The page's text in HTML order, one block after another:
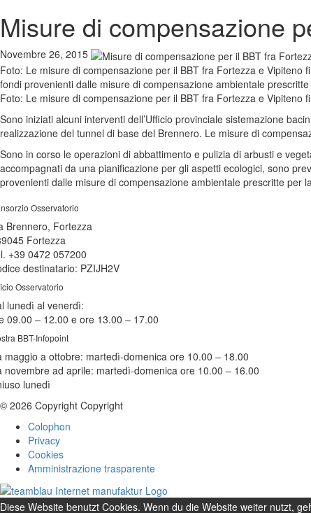
Misure di compensazione
Novembre 26, 2015
Foto: Le misure di compensazione per il BBT fra Fortezza e Vipiteno
fondi provenienti dalle misure di compensazione ambientale
Foto: Le misure di compensazione per il BBT fra Fortezza e Vipiteno
Sono iniziati alcuni interventi dell’Ufficio provinciale sistemazione
realizzazione del tunnel di base del Brennero. Le misure di
Sono in corso le operazioni di abbattimento e pulizia di arbusti e
accompagnati da una pianificazione per gli aspetti ecologici, sono
provenienti dalle misure di compensazione ambientale prescritte per
Osservatorio
Brennero, Fortezza
Fortezza
+39 0472 057200
destinatario: PZIJH2V
Osservatorio
lunedì al venerdì:
09.00 – 12.00 e ore 13.00 – 17.00
BBT-Infopoint
maggio a ottobre: martedì-domenica ore 10.00 – 18.00
novembre ad aprile: martedì-domenica ore 10.00 – 16.00
lunedì
© 2026 Copyright Copyright
Colophon
Privacy
Cookies
Amministrazione trasparente
Diese Website benutzt Cookies. Wenn du die Website weiter nutzt,